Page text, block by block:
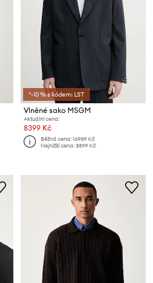
*-10 % s kódem: LST
Vlněné sako MSGM
Aktuální cena:
8399 Kč
Běžná cena:16989 Kč
Nejnižší cena:8899 Kč